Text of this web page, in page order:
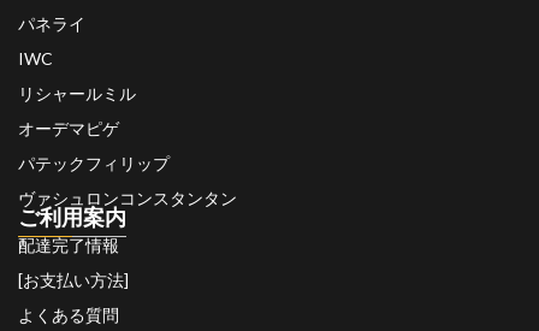
パネライ
IWC
リシャールミル
オーデマピゲ
パテックフィリップ
ヴァシュロンコンスタンタン
ご利用案内
配達完了情報
[お支払い方法]
よくある質問